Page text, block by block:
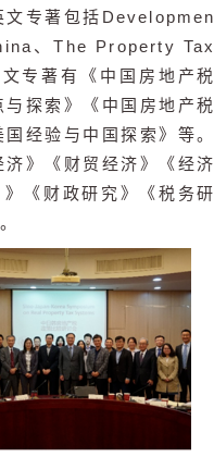
文专著包括Developmen
、The Property Tax
著有《中国房地产税
探索》《中国房地产税
经验与中国探索》等。
》《财贸经济》《经济
》《财政研究》《税务研